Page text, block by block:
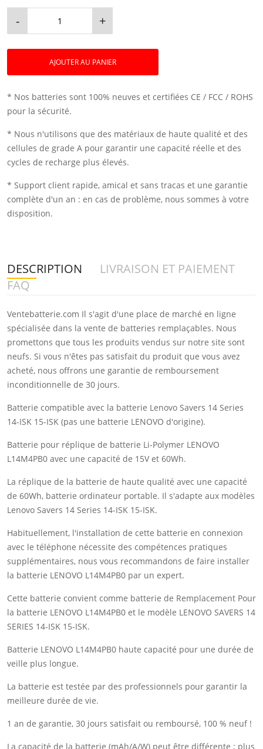
- +
AJOUTER AU PANIER
* Nos batteries sont 100% neuves et certifiées CE / FCC / ROHS
pour la sécurité.
* Nous n'utilisons que des matériaux de haute qualité et des
cellules de grade A pour garantir une capacité réelle et des
cycles de recharge plus élevés.
* Support client rapide, amical et sans tracas et une garantie
complète d'un an : en cas de problème, nous sommes à votre
disposition.
DESCRIPTION
LIVRAISON ET PAIEMENT
FAQ
Ventebatterie.com Il s'agit d'une place de marché en ligne
spécialisée dans la vente de batteries remplaçables. Nous
promettons que tous les produits vendus sur notre site sont
neufs. Si vous n'êtes pas satisfait du produit que vous avez
acheté, nous offrons une garantie de remboursement
inconditionnelle de 30 jours.
Batterie compatible avec la batterie Lenovo Savers 14 Series
14-ISK 15-ISK (pas une batterie LENOVO d'origine).
Batterie pour réplique de batterie Li-Polymer LENOVO
L14M4PB0 avec une capacité de 15V et 60Wh.
La réplique de la batterie de haute qualité avec une capacité
de 60Wh, batterie ordinateur portable. Il s'adapte aux modèles
Lenovo Savers 14 Series 14-ISK 15-ISK.
Habituellement, l'installation de cette batterie en connexion
avec le téléphone nécessite des compétences pratiques
supplémentaires, nous vous recommandons de faire installer
la batterie LENOVO L14M4PB0 par un expert.
Cette batterie convient comme batterie de Remplacement Pour
la batterie LENOVO L14M4PB0 et le modèle LENOVO SAVERS 14
SERIES 14-ISK 15-ISK.
Batterie LENOVO L14M4PB0 haute capacité pour une durée de
veille plus longue.
La batterie est testée par des professionnels pour garantir la
meilleure durée de vie.
1 an de garantie, 30 jours satisfait ou remboursé, 100 % neuf !
La capacité de la batterie (mAh/A/W) peut être différente ; plus